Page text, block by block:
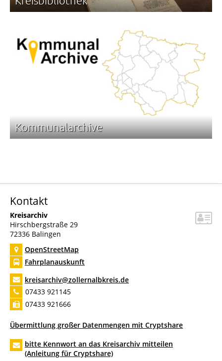
Kontakt
Kreisarchiv
Hirschbergstraße 29
72336 Balingen
OpenStreetMap
Fahrplanauskunft
kreisarchiv@zollernalbkreis.de
07433 921145
07433 921666
Übermittlung großer Datenmengen mit Cryptshare
bitte Kennwort an das Kreisarchiv mitteilen
(Anleitung für Cryptshare)
Kommunalarchive